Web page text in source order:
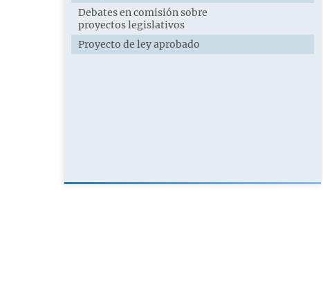
Debates en comisión sobre
proyectos legislativos
Proyecto de ley aprobado